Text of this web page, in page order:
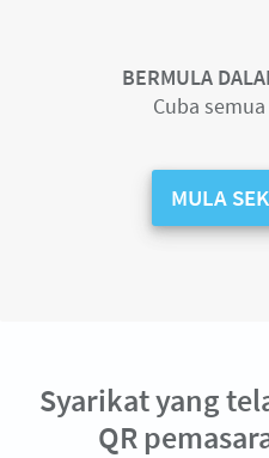
BERMULA
Cuba
MULA
Syarikat yang
QR